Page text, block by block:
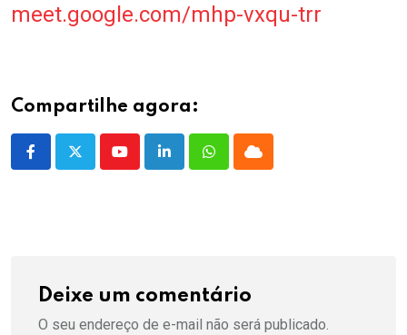
meet.google.com/mhp-vxqu-trr
Compartilhe agora:
YoutubeLinkedInWhatsappCloud
Deixe um comentário
O seu endereço de e-mail não será publicado.